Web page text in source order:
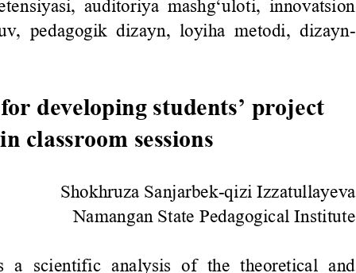
auditoriya mashg‘uloti, innovatsion
pedagogik  dizayn,  loyiha  metodi,  dizayn-
developing students’ project
classroom sessions
Shokhruza Sanjarbek-qizi Izzatullayeva
Namangan State Pedagogical Institute
a  scientific  analysis  of  the  theoretical  and